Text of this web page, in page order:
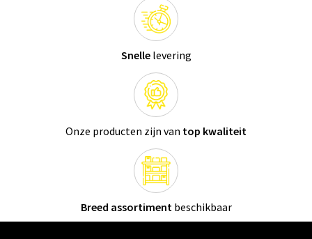
Snellelevering
Onze producten zijn van top kwaliteit
Breed assortiment beschikbaar